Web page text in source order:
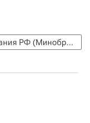
Министерство науки и высшего образования РФ (Минобрнауки России)